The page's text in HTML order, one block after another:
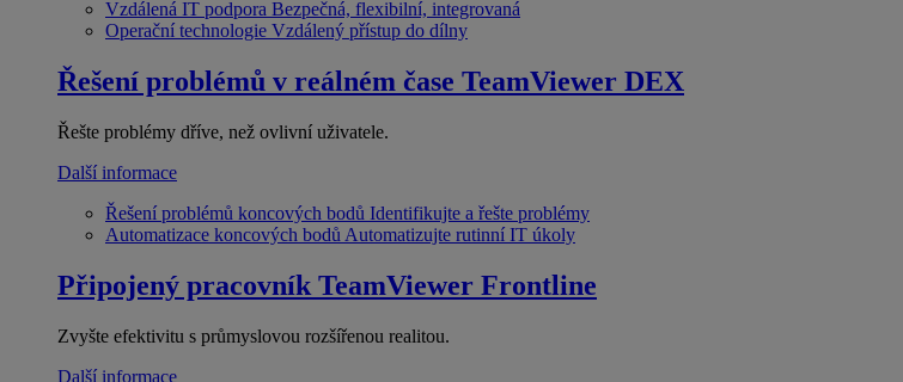
Vzdálená IT podpora Bezpečná, flexibilní, integrovaná
Operační technologie Vzdálený přístup do dílny
Řešení problémů v reálném čase TeamViewer DEX
Řešte problémy dříve, než ovlivní uživatele.
Další informace
Řešení problémů koncových bodů Identifikujte a řešte problémy
Automatizace koncových bodů Automatizujte rutinní IT úkoly
Připojený pracovník TeamViewer Frontline
Zvyšte efektivitu s průmyslovou rozšířenou realitou.
Další informace